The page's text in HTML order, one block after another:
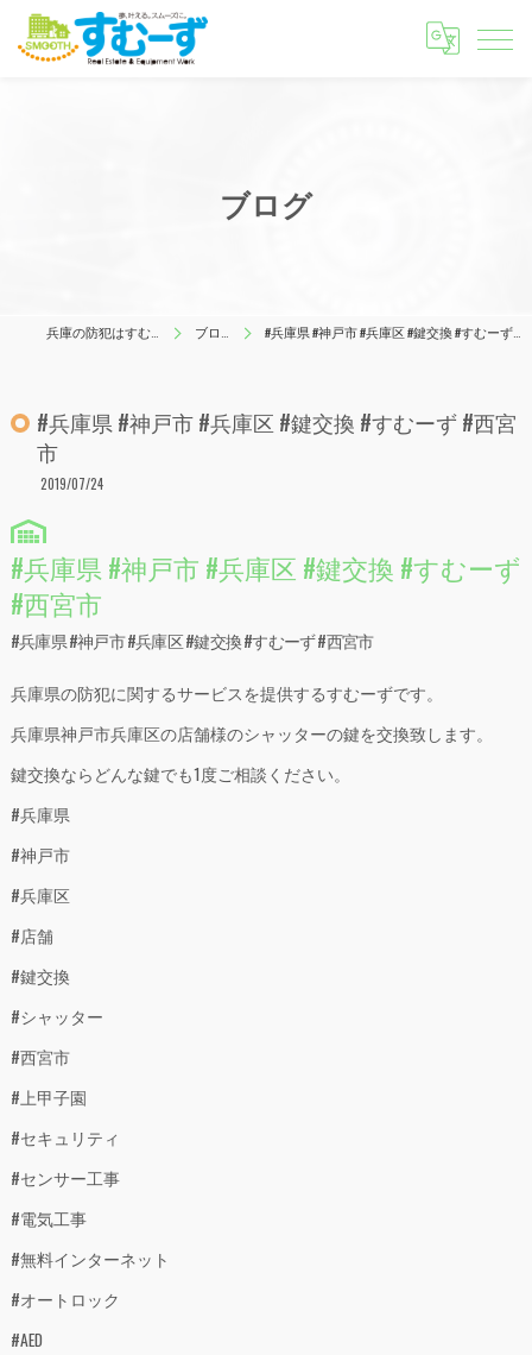
ブログ
兵庫の防犯はすむーず ブログ #兵庫県 #神戸市 #兵庫区 #鍵交換 #すむーず #西宮市
#兵庫県 #神戸市 #兵庫区 #鍵交換 #すむーず #西宮
市
2019/07/24
#兵庫県 #神戸市 #兵庫区 #鍵交換 #すむーず #西宮市
#兵庫県 #神戸市 #兵庫区 #鍵交換 #すむーず
#西宮市
兵庫県の防犯に関するサービスを提供するすむーずです。
兵庫県神戸市兵庫区の店舗様のシャッターの鍵を交換致します。
鍵交換ならどんな鍵でも1度ご相談ください。
#兵庫県
#神戸市
#兵庫区
#店舗
#鍵交換
#シャッター
#西宮市
#上甲子園
#セキュリティ
#センサー工事
#電気工事
#無料インターネット
#オートロック
#AED